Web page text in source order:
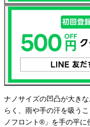
ナノサイズの凹凸が大き
らく、雨や手の汗を吸う
ノフロント®」を手の平に